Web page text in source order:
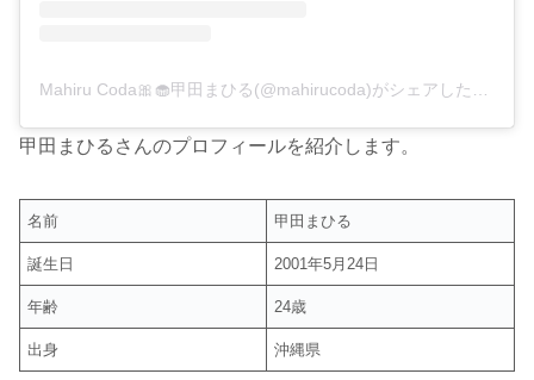
甲田まひるさんのプロフィールを紹介します。
名前 甲田まひる
誕生日 2001年5月24日
年齢 24歳
出身 沖縄県